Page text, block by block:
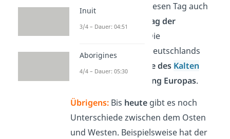
in Kraft. Du kennst diesen Tag auch
Tag der
. Die
Wiedervereinigung Deutschlands
Ende des Kalten
Teilung Europas.
Übrigens:Bis heutegibt es noch
Unterschiede zwischen dem Osten
und Westen. Beispielsweise hat der
Inuit
3/4 – Dauer: 04:51
Aborigines
4/4 – Dauer: 05:30